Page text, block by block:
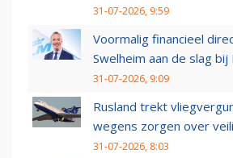
31-07-2026, 9:59
Voormalig financieel
Swelheim aan de slag bij
31-07-2026, 9:09
Rusland trekt
wegens zorgen over
31-07-2026, 8:03